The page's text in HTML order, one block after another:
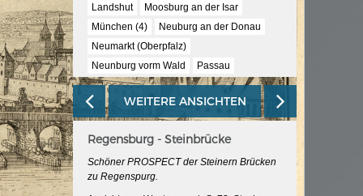
Landshut
Moosburg an der Isar
München (4)
Neuburg an der Donau
Neumarkt (Oberpfalz)
Neunburg vorm Wald
Passau
Regensburg (5)
Rosenheim
Salzburg
Schärding
Straubing
Vilshofen
Waldmünchen
Weiden
WEITERE ANSICHTEN
Regensburg - Steinbrücke
Schöner PROSPECT der Steinern Brücken
zu Regenspurg.